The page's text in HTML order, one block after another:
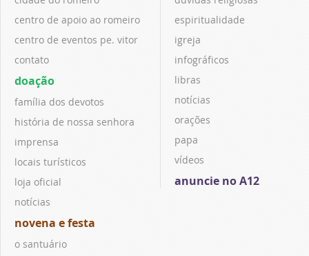
centro de apoio ao romeiro
centro de eventos pe. vitor
contato
doação
família dos devotos
história de nossa senhora
imprensa
locais turísticos
loja oficial
notícias
novena e festa
o santuário
espiritualidade
igreja
infográficos
libras
notícias
orações
papa
vídeos
anuncie no A12